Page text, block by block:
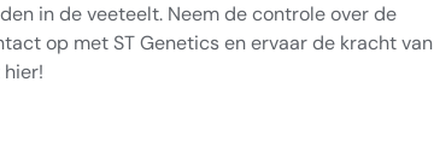
in de veeteelt. Neem de controle over de
op met ST Genetics en ervaar de kracht van